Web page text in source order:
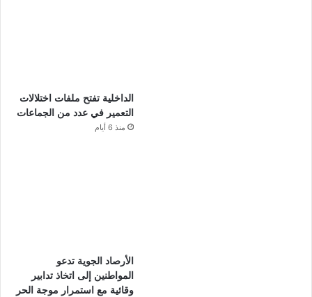
الداخلية تفتح ملفات اختلالات
التعمير في عدد من الجماعات
منذ 6 أيام
الأرصاد الجوية تدعو
المواطنين إلى اتخاذ تدابير
وقائية مع استمرار موجة الحر